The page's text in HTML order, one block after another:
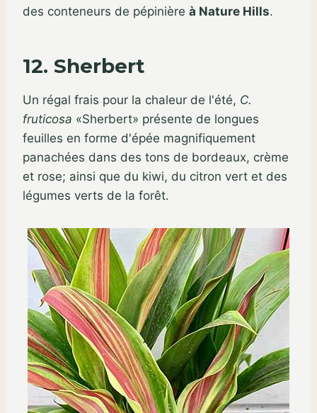
des conteneurs de pépinière à Nature Hills.
12. Sherbert
Un régal frais pour la chaleur de l'été, C.
fruticosa «Sherbert» présente de longues
feuilles en forme d'épée magnifiquement
panachées dans des tons de bordeaux, crème
et rose; ainsi que du kiwi, du citron vert et des
légumes verts de la forêt.